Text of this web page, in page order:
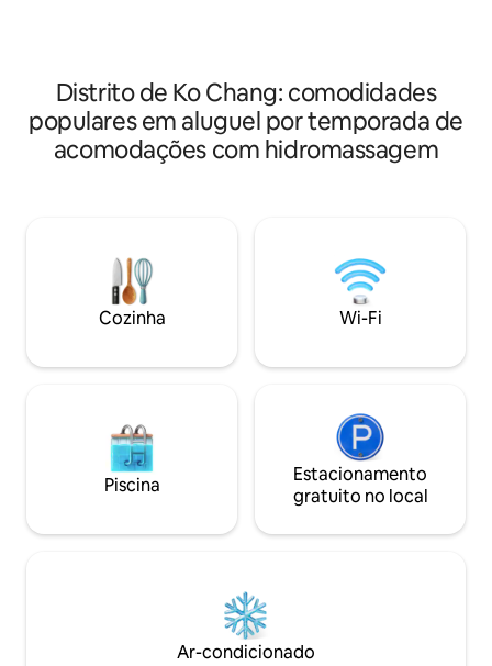
essenciais Um terraço coberto
Estacionamento
Distrito de Ko Chang: comodidades
populares em aluguel por temporada de
acomodações com hidromassagem
Cozinha Wi-Fi
Piscina
Estacionamento
gratuito no local
Ar-condicionado